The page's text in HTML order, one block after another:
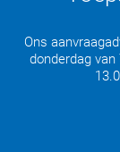
Ons
donderdag